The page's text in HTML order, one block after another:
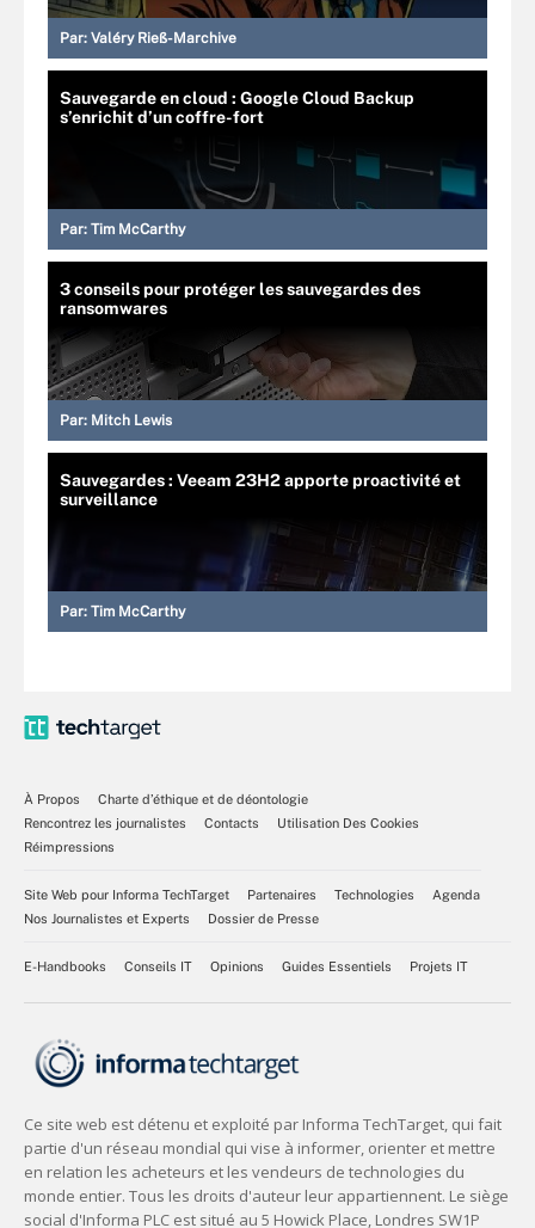
Par: Valéry Rieß-Marchive
Sauvegarde en cloud : Google Cloud Backup
s’enrichit d’un coffre-fort
Par: Tim McCarthy
3 conseils pour protéger les sauvegardes des
ransomwares
Par: Mitch Lewis
Sauvegardes : Veeam 23H2 apporte proactivité et
surveillance
Par: Tim McCarthy
À Propos
Charte d’éthique et de déontologie
Rencontrez les journalistes
Contacts
Utilisation Des Cookies
Réimpressions
Site Web pour Informa TechTarget Partenaires Technologies
Agenda
Nos Journalistes et Experts
Dossier de Presse
E-Handbooks Conseils IT Opinions Guides Essentiels Projets IT